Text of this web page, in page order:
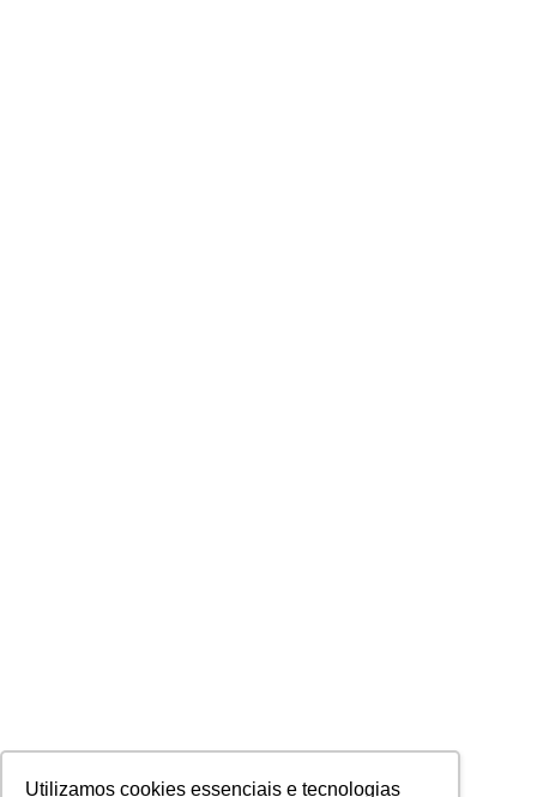
Utilizamos cookies essenciais e tecnologias